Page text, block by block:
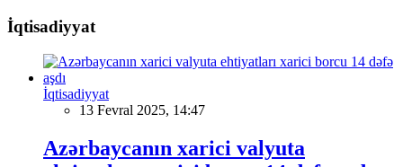
İqtisadiyyat
İqtisadiyyat
13 Fevral 2025, 14:47
Azərbaycanın xarici valyuta